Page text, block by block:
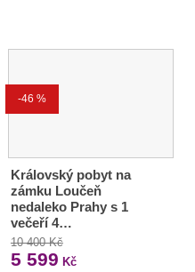
-46 %
Královský pobyt na
zámku Loučeň
nedaleko Prahy s 1
večeří 4…
10 400 Kč
5 599 Kč